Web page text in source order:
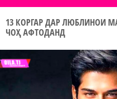
13 КОРГАР ДАР ЛЮБЛИНОИ
ЧОҲ АФТОДАНД